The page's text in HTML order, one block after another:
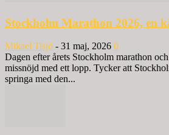
Stockholm Marathon 2026, en
Mikael Tisjö - 31 maj, 2026 0
Dagen efter årets Stockholm marathon
missnöjd med ett lopp. Tycker att
springa med den...